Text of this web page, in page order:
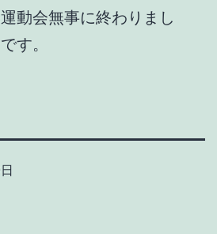
動会無事に終わりまし
す。